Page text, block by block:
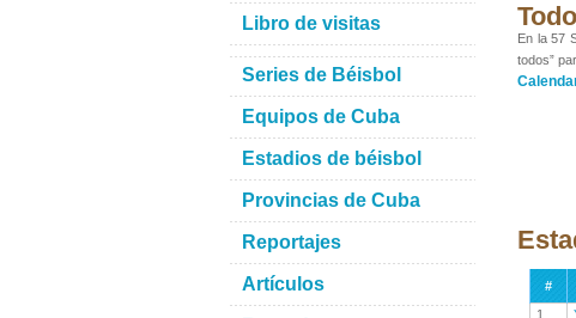
En la 57
todos”
#
1
Libro de visitas
Series de Béisbol
Equipos de Cuba
Estadios de béisbol
Provincias de Cuba
Reportajes
Artículos